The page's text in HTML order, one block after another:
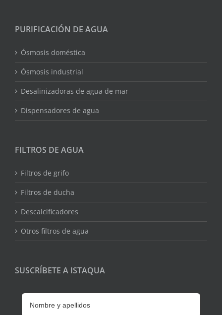
PURIFICACIÓN DE AGUA
Ósmosis doméstica
Ósmosis industrial
Desalinizadoras de agua de mar
Dispensadores de agua
FILTROS DE AGUA
Filtros de grifo
Filtros de ducha
Descalcificadores
Otros filtros de agua
SUSCRÍBETE A ISTAQUA